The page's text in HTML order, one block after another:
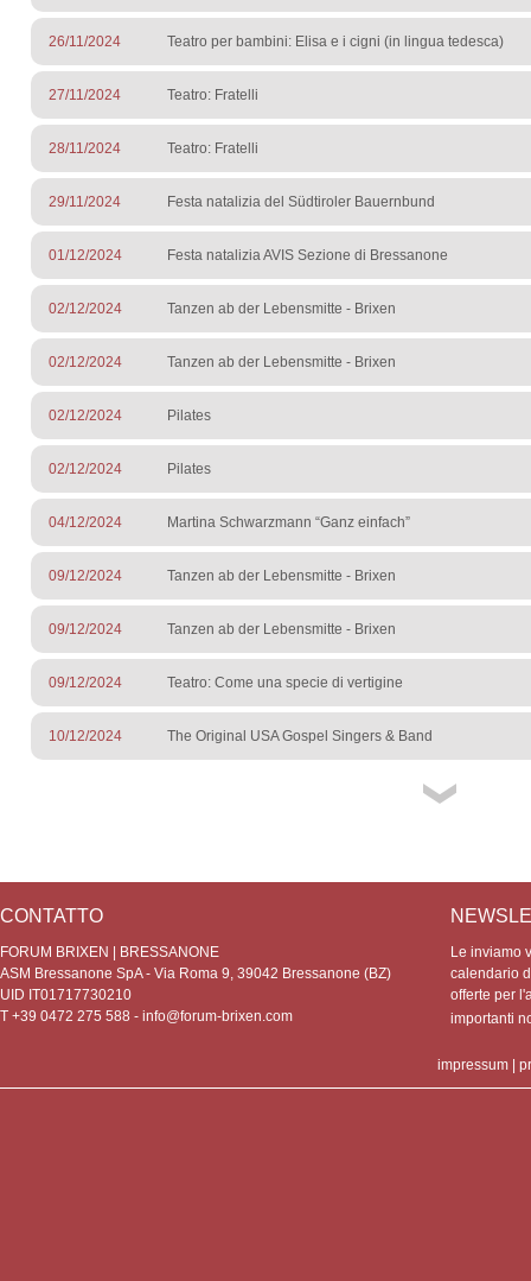
26/11/2024 Teatro per bambini: Elisa e i cigni (in lingua tedesca)
27/11/2024 Teatro: Fratelli
28/11/2024 Teatro: Fratelli
29/11/2024 Festa natalizia del Südtiroler Bauernbund
01/12/2024 Festa natalizia AVIS Sezione di Bressanone
02/12/2024 Tanzen ab der Lebensmitte - Brixen
02/12/2024 Tanzen ab der Lebensmitte - Brixen
02/12/2024 Pilates
02/12/2024 Pilates
04/12/2024 Martina Schwarzmann “Ganz einfach”
09/12/2024 Tanzen ab der Lebensmitte - Brixen
09/12/2024 Tanzen ab der Lebensmitte - Brixen
09/12/2024 Teatro: Come una specie di vertigine
10/12/2024 The Original USA Gospel Singers & Band
CONTATTO
FORUM BRIXEN | BRESSANONE
ASM Bressanone SpA - Via Roma 9, 39042 Bressanone (BZ)
UID IT01717730210
T +39 0472 275 588 - info@forum-brixen.com
Le inviamo
calendario
offerte per
importanti
impressum